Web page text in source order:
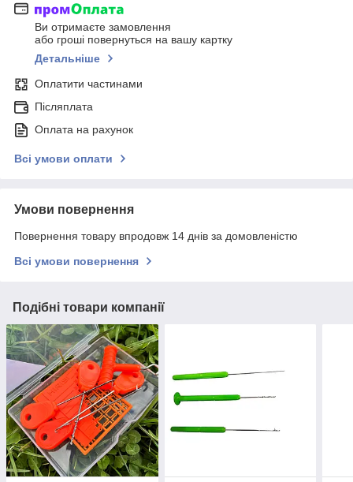
Ви отримаєте замовлення
або гроші повернуться на вашу картку
Детальніше
Оплатити частинами
Післяплата
Оплата на рахунок
Всі умови оплати
Умови повернення
Повернення товару впродовж 14 днів за домовленістю
Всі умови повернення
Подібні товари компанії